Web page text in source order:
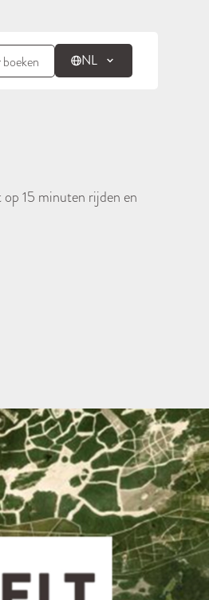
boeken NL
15 minuten rijden en